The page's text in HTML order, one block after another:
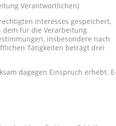
Verantwortlichen)
Interesses gespeichert,
dem für die Verarbeitung
insbesondere nach
Tätigkeiten beträgt drei
dagegen Einspruch erhebt. E-